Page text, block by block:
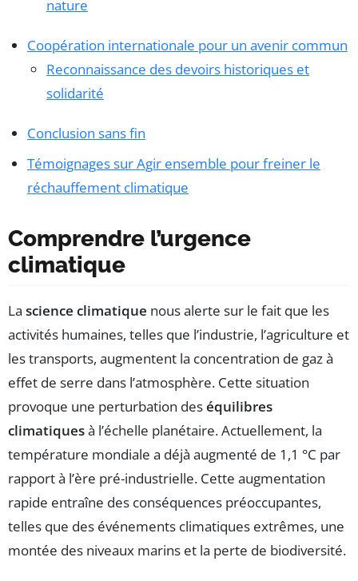
nature
Coopération internationale pour un avenir commun
Reconnaissance des devoirs historiques et
solidarité
Conclusion sans fin
Témoignages sur Agir ensemble pour freiner le
réchauffement climatique
Comprendre l’urgence
climatique
La science climatique nous alerte sur le fait que les
activités humaines, telles que l’industrie, l’agriculture et
les transports, augmentent la concentration de gaz à
effet de serre dans l’atmosphère. Cette situation
provoque une perturbation deséquilibres
climatiquesà l’échelle planétaire. Actuellement, la
température mondiale a déjà augmenté de 1,1 °C par
rapport à l’ère pré-industrielle. Cette augmentation
rapide entraîne des conséquences préoccupantes,
telles que des événements climatiques extrêmes, une
montée des niveaux marins et la perte de biodiversité.